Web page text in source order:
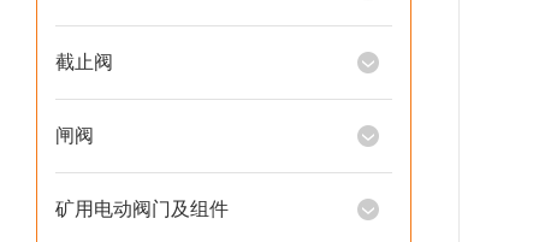
截止阀
闸阀
矿用电动阀门及组件